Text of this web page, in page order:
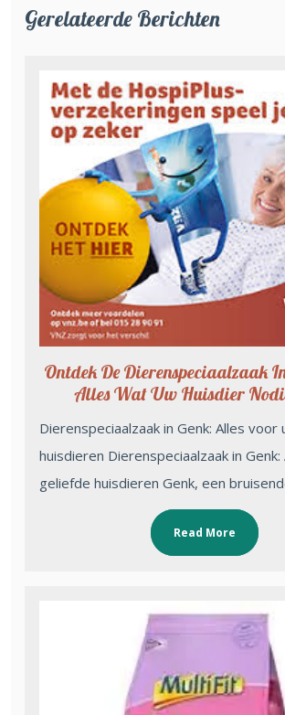
Gerelateerde Berichten
Ontdek De Dierenspeciaalzaak
Alles Wat Uw Huisdier
Dierenspeciaalzaak in Genk: Alles voor
huisdieren Dierenspeciaalzaak in
geliefde huisdieren Genk, een
Read More